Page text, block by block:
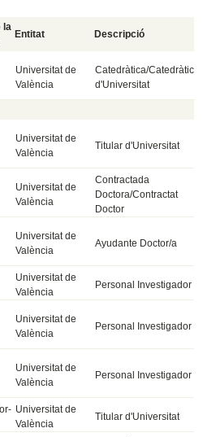
la
Entitat Descripció
Universitat de
València
Catedràtica/Catedràtic
d'Universitat
Universitat de
València
Titular d'Universitat
Universitat de
València
Contractada
Doctora/Contractat
Doctor
Universitat de
València
Ayudante Doctor/a
Universitat de
València
Personal Investigador
Universitat de
València
Personal Investigador
Universitat de
València
Personal Investigador
Universitat de
València
Titular d'Universitat